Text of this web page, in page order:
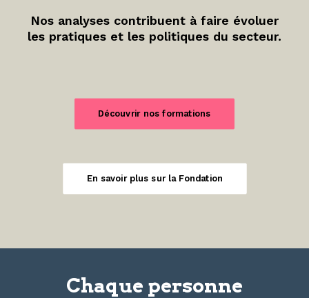
Nos analyses contribuent à faire évoluer
les pratiques et les politiques du secteur.
Découvrir nos formations
En savoir plus sur la Fondation
Chaque personne